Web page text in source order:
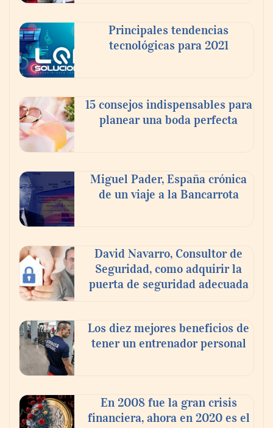
En el Día de la Cerveza, Grupo Modelo
mundo elige para reunirse: 7 de cada 10 la
escogen
compromiso para el eclipse solar del 12 de
agosto
‘El ransomware se puede vencer. No
Ricardo Palacio Escobar
Principales tendencias
tecnológicas para 2021
15 consejos indispensables para
planear una boda perfecta
Miguel Pader, España crónica
de un viaje a la Bancarrota
David Navarro, Consultor de
Seguridad, como adquirir la
puerta de seguridad adecuada
Los diez mejores beneficios de
tener un entrenador personal
En 2008 fue la gran crisis
financiera, ahora en 2020 es el